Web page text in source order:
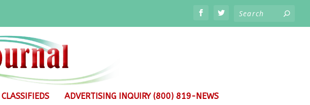
CLASSIFIEDS ADVERTISING INQUIRY (800) 819-NEWS